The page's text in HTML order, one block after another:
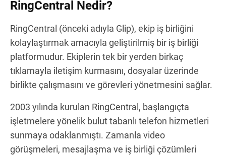
RingCentral Nedir?
RingCentral (önceki adıyla Glip), ekip iş birliğini
kolaylaştırmak amacıyla geliştirilmiş bir iş birliği
platformudur. Ekiplerin tek bir yerden birkaç
tıklamayla iletişim kurmasını, dosyalar üzerinde
birlikte çalışmasını ve görevleri yönetmesini sağlar.
2003 yılında kurulan RingCentral, başlangıçta
işletmelere yönelik bulut tabanlı telefon hizmetleri
sunmaya odaklanmıştı. Zamanla video
görüşmeleri, mesajlaşma ve iş birliği çözümleri